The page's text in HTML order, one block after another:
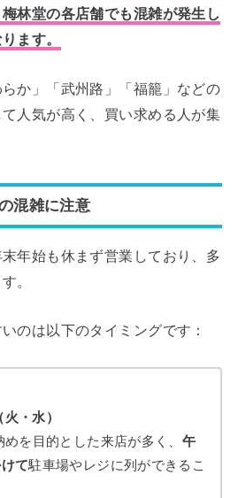
林堂の各店舗でも混雑が発生し
ます。
か」「武州路」「福籠」などの
人気が高く、買い求める人が集
混雑に注意
年始も休まず営業しており、多
。
のは以下のタイミングです：
・水）
を目的とした来店が多く、 午
て駐車場やレジに列ができるこ